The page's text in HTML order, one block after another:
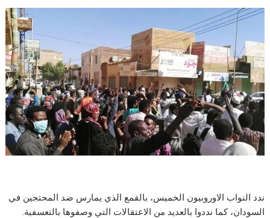
ندد النواب الاوروبيون الخميس، بالقمع الذي يمارس ضد المحتجين في
السودان، كما نددوا بالعديد من الاعتقالات التي وصفوها بالتعسفية.